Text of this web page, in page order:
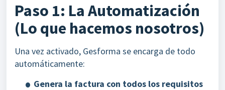
Paso 1: La Automatización
(Lo que hacemos nosotros)
Una vez activado, Gesforma se encarga de todo
automáticamente:
Genera la factura con todos los requisitos